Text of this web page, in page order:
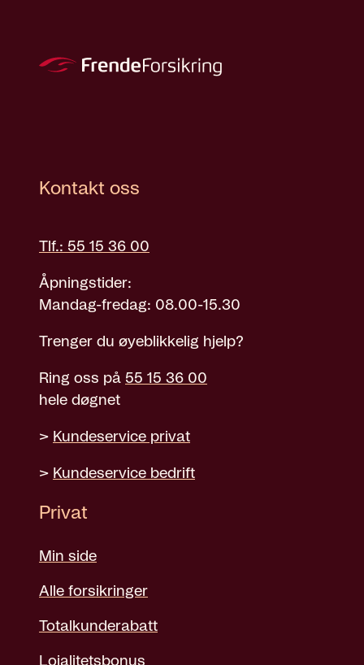
Kontakt oss
Tlf.: 55 15 36 00
Åpningstider:
Mandag-fredag: 08.00-15.30
Trenger du øyeblikkelig hjelp?
Ring oss på 55 15 36 00
hele døgnet
> Kundeservice privat
> Kundeservice bedrift
Privat
Min side
Alle forsikringer
Totalkunderabatt
Lojalitetsbonus